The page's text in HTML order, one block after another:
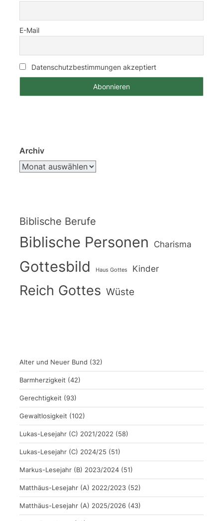
E-Mail
Datenschutzbestimmungen akzeptiert
Archiv
Biblische Berufe
Biblische Personen Charisma
Gottesbild Haus Gottes Kinder
Reich Gottes Wüste
Alter und Neuer Bund (32)
Barmherzigkeit (42)
Gerechtigkeit (93)
Gewaltlosigkeit (102)
Lukas-Lesejahr (C) 2021/2022 (58)
Lukas-Lesejahr (C) 2024/25 (51)
Markus-Lesejahr (B) 2023/2024 (51)
Matthäus-Lesejahr (A) 2022/2023 (52)
Matthäus-Lesejahr (A) 2025/2026 (43)